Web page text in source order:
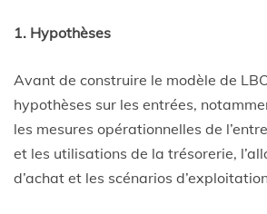
1. Hypothèses
Avant de construire le modèle de
hypothèses sur les entrées,
les mesures opérationnelles de
et les utilisations de la trésorerie,
d’achat et les scénarios